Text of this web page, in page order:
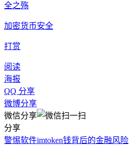
全之殇
加密货币安全
打赏
阅读
海报
QQ 分享
微博分享
微信分享
分享
警惕软件imtoken钱背后的金融风险